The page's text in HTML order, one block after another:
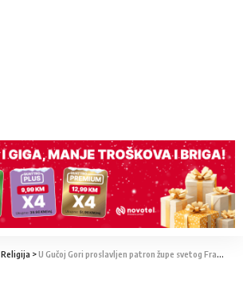
Religija >U Gučoj Gori proslavljen patron župe svetog Franjo